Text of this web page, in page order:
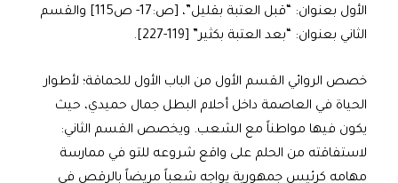
الأول بعنوان: “قبل العتبة بقليل”، [ص:17- ص115] والقسم
الثاني بعنوان: “بعد العتبة بكثير” [119-227].
خصص الروائي القسم الأول من الباب الأول للحماقة؛ لأطوار
الحياة في العاصمة داخل أحلام البطل جمال حميدي، حيث
يكون فيها مواطناً مع الشعب. ويخصص القسم الثاني:
لاستفاقته من الحلم على واقع شروعه للتو في ممارسة
مهامه كرئيس جمهورية يواجه شعباً مريضاً بالرقص في